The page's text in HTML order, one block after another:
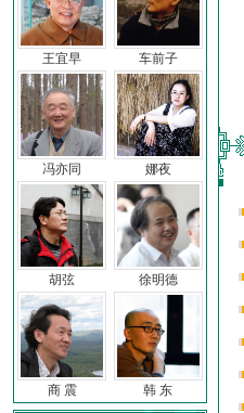
王宜早 车前子
冯亦同 娜夜
胡弦 徐明德
商 震 韩 东